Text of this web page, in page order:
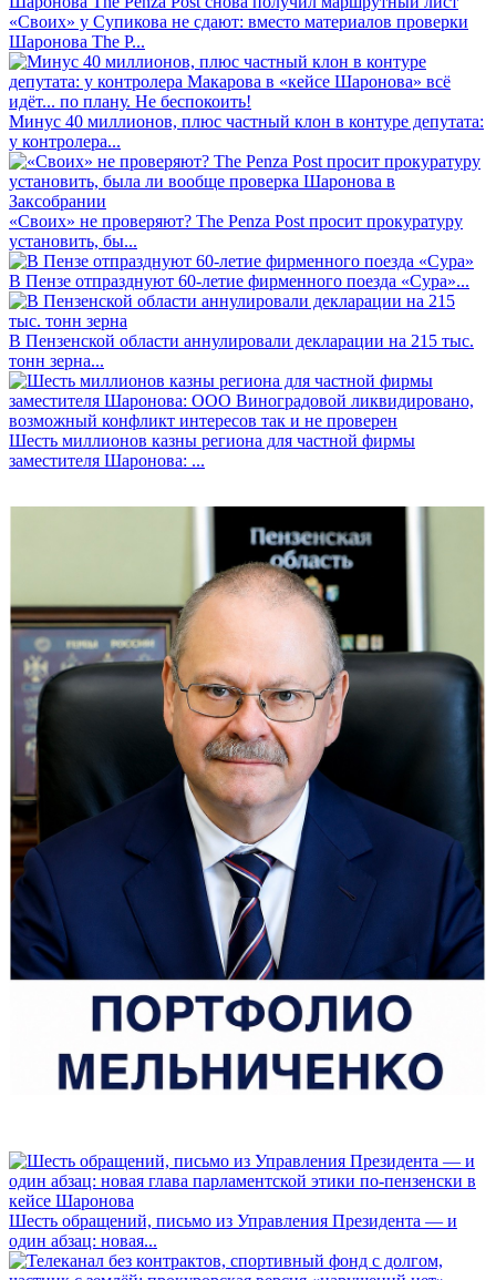
«Своих» у Супикова не сдают: вместо материалов проверки
Шаронова The P...
Минус 40 миллионов, плюс частный клон в контуре депутата:
у контролера...
«Своих» не проверяют? The Penza Post просит прокуратуру
установить, бы...
В Пензе отпразднуют 60-летие фирменного поезда «Сура»...
В Пензенской области аннулировали декларации на 215 тыс.
тонн зерна...
Шесть миллионов казны региона для частной фирмы
заместителя Шаронова: ...
Шесть обращений, письмо из Управления Президента — и
один абзац: новая...